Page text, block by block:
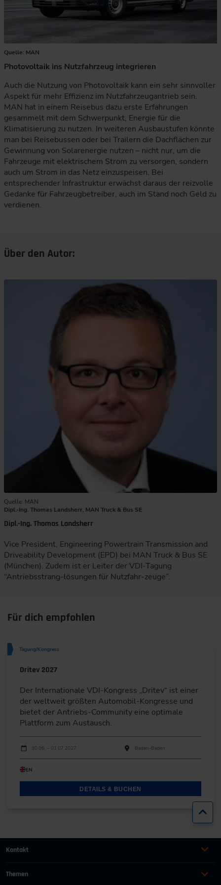
Quelle: MAN
Photovoltaik ins Nutzfahrzeug integrieren
Auch die Nutzung von Photovoltaik kann ein sehr sinnvoller
Aspekt für mehr Effizienz im Nutzfahrzeugantrieb sein.
MAN hat in einem Reisebus dazu erste Erfahrungen
gesammelt mit dem Schwerpunkt, Energie für die
Klimatisierung zu nutzen. In weiteren Ausbaustufen könnte
man bei Reisebussen oder bei Trailern die Dachflächen zur
Gewinnung von Solarenergie nutzen – nicht nur, um die
Fahrzeuge mit elektrischem Strom zu versorgen, sondern
auch um Strom in das Netz einzuspeisen. Bei
entsprechender Infrastruktur erwächst daraus der reizvolle
Gedanke für Fahrzeugbetreiber, auch im Stand noch Geld zu
verdienen.
Über den Autor:
Quelle: MAN
Dipl.-Ing. Thomas Landsherr, MAN Truck & Bus SE
Dipl.-Ing. Thomas Landsherr
Vice President, Engineering Powertrain Transmission and
Driveability Development (EPD) bei MAN Truck & Bus SE
(München). Zudem ist er Leiter der VDI-Tagung
“Antriebsstrang-lösungen für Nutzfahr-zeuge”.
Für dich empfohlen
Tagung/Kongress
Dritev 2027
Der Internationale VDI-Kongress „Dritev“ ist einer
der weltweit größten Automobil-Kongresse und
bietet der Antriebs-Community eine optimale
Plattform zum Austausch.
Durchführungen
Veranstaltungsdatum Veranstaltungsort
30.06. – 01.07.2027 Baden-Baden
EN
DETAILS & BUCHEN
Kontakt
+49 (0)2116214-201
Themen